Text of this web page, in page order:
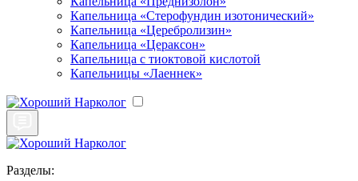
Капельница «Стерофундин изотонический»
Капельница «Церебролизин»
Капельница «Цераксон»
Капельница с тиоктовой кислотой
Капельницы «Лаеннек»
Разделы: